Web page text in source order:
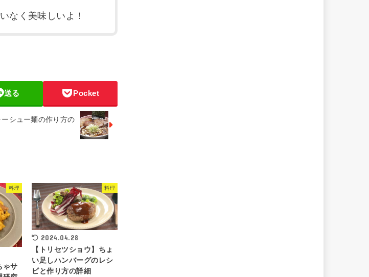
なく美味しいよ！
送る Pocket
ーシュー麺の作り方の
料理
ゃサ
料理
2024.04.28
【トリセツショウ】ちょ
い足しハンバーグのレシ
ピと作り方の詳細